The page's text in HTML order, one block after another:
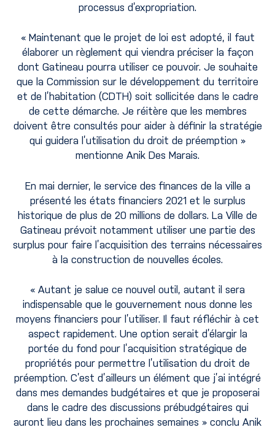
processus d’expropriation.
« Maintenant que le projet de loi est adopté, il faut
élaborer un règlement qui viendra préciser la façon
dont Gatineau pourra utiliser ce pouvoir. Je souhaite
que la Commission sur le développement du territoire
et de l’habitation (CDTH) soit sollicitée dans le cadre
de cette démarche. Je réitère que les membres
doivent être consultés pour aider à définir la stratégie
qui guidera l’utilisation du droit de préemption »
mentionne Anik Des Marais.
En mai dernier, le service des finances de la ville a
présenté les états financiers 2021 et le surplus
historique de plus de 20 millions de dollars. La Ville de
Gatineau prévoit notamment utiliser une partie des
surplus pour faire l’acquisition des terrains nécessaires
à la construction de nouvelles écoles.
« Autant je salue ce nouvel outil, autant il sera
indispensable que le gouvernement nous donne les
moyens financiers pour l’utiliser. Il faut réfléchir à cet
aspect rapidement. Une option serait d’élargir la
portée du fond pour l’acquisition stratégique de
propriétés pour permettre l’utilisation du droit de
préemption. C’est d’ailleurs un élément que j’ai intégré
dans mes demandes budgétaires et que je proposerai
dans le cadre des discussions prébudgétaires qui
auront lieu dans les prochaines semaines » conclu Anik